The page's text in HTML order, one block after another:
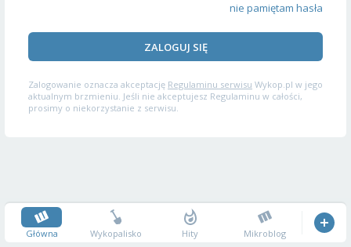
nie pamiętam hasła
ZALOGUJ SIĘ
Zalogowanie oznacza akceptację Regulaminu serwisu Wykop.pl w jego
aktualnym brzmieniu. Jeśli nie akceptujesz Regulaminu w całości,
prosimy o niekorzystanie z serwisu.
Główna Wykopalisko Hity Mikroblog